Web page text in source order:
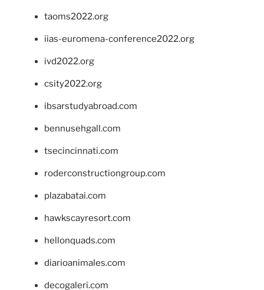
taoms2022.org
iias-euromena-conference2022.org
ivd2022.org
csity2022.org
ibsarstudyabroad.com
bennusehgall.com
tsecincinnati.com
roderconstructiongroup.com
plazabatai.com
hawkscayresort.com
hellonquads.com
diarioanimales.com
decogaleri.com